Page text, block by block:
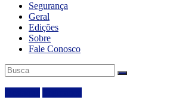
Segurança
Geral
Edições
Sobre
Fale Conosco